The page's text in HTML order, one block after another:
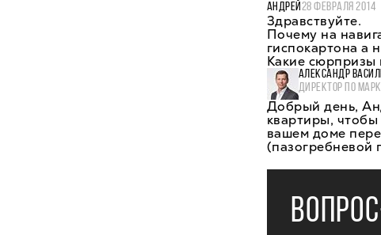
АНДРЕЙ28 ФЕВРАЛЯ 2014
Здравствуйте.
Почему на
гиспокартона а
Какие
АЛЕКСАНДР
ДИРЕКТОР ПО
Добрый день,
квартиры,
вашем доме
(пазогребневой